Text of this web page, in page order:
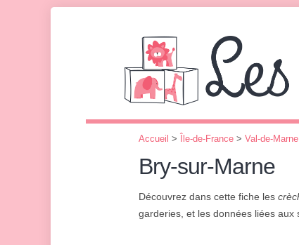
Accueil > Île-de-France > Val-de-Marne
Bry-sur-Marne
Découvrez dans cette fiche les
garderies, et les données liées aux